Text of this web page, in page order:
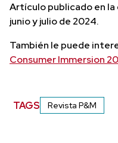
Artículo publicado en
junio y julio de 2024.
También le puede
Consumer Immersion
TAGS Revista P&M